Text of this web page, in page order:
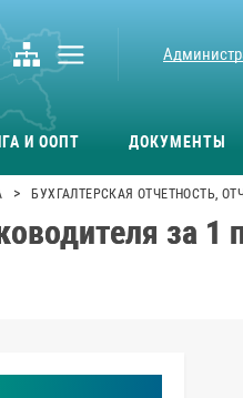
И ООПТ ДОКУМЕНТЫ
> БУХГАЛТЕРСКАЯ ОТЧЕТНОСТЬ,
за